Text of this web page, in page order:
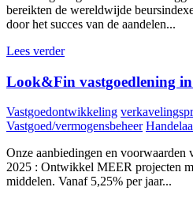
bereikten de wereldwijde
door het succes van de aandelen...
Lees verder
Look&Fin vastgoedlening
Vastgoedontwikkeling
Vastgoed/vermogensbeheer
Onze aanbiedingen en voorwaarden
2025 : Ontwikkel MEER projecten
middelen. Vanaf 5,25% per jaar...